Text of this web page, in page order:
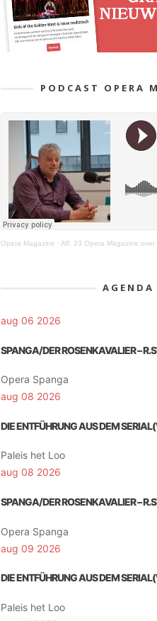
PODCAST OPERA
Opera Magazine · Afl. 23 Opera Magazine
AGENDA
aug 06 2026
SPANGA/DER ROSENKAVALIER –
Opera Spanga
aug 08 2026
DIE ENTFÜHRUNG AUS DEM
Paleis het Loo
aug 08 2026
SPANGA/DER ROSENKAVALIER –
Opera Spanga
aug 09 2026
DIE ENTFÜHRUNG AUS DEM
Paleis het Loo